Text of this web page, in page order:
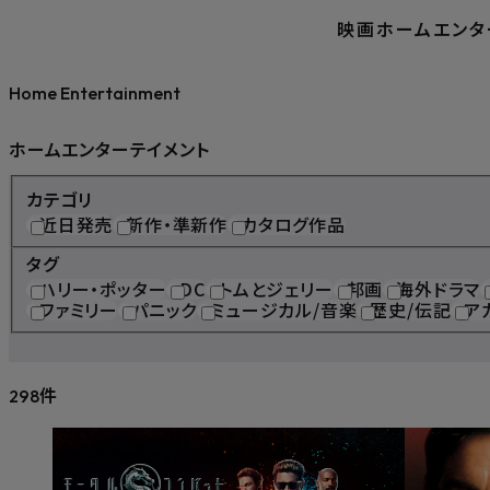
映画ホームエン
Home Entertainment
ホームエンターテイメント
カテゴリ
近日発売 新作・準新作 カタログ作品
タグ
ハリー・ポッター
DC トムとジェリー 邦画 海外ドラマ
ファミリー パニック ミュージカル/音楽 歴史/伝記 ア
298件